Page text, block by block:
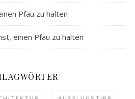
Pfau zu halten
einen Pfau zu halten